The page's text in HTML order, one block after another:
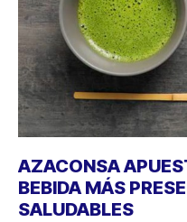
AZACONSA
BEBIDA MÁS
SALUDABLES